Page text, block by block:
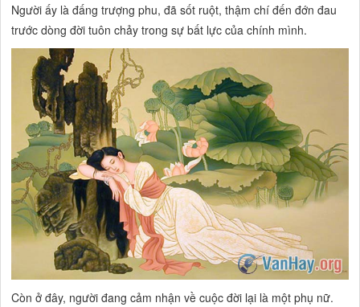
Người ấy là đấng trượng phu, đã sốt ruột, thậm chí đến đớn đau
trước dòng đời tuôn chảy trong sự bất lực của chính mình.
Còn ở đây, người đang cảm nhận về cuộc đời lại là một phụ nữ.